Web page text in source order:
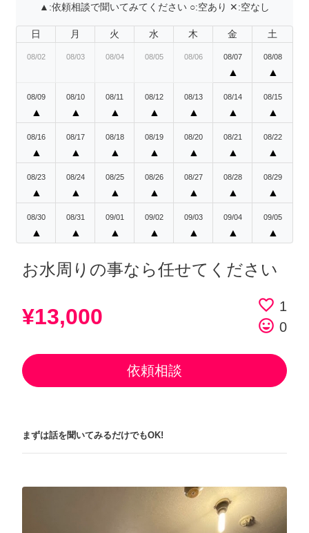
▲:依頼相談で聞いてみてください ○:空あり ✕:空なし
日 月 火 水 木 金 土
08/02 08/03 08/04 08/05 08/06 08/07
▲
08/08
▲
08/09
▲
08/10
▲
08/11
▲
08/12
▲
08/13
▲
08/14
▲
08/15
▲
08/16
▲
08/17
▲
08/18
▲
08/19
▲
08/20
▲
08/21
▲
08/22
▲
08/23
▲
08/24
▲
08/25
▲
08/26
▲
08/27
▲
08/28
▲
08/29
▲
08/30
▲
08/31
▲
09/01
▲
09/02
▲
09/03
▲
09/04
▲
09/05
▲
お水周りの事なら任せてください
¥13,000 favorite_border 1
tag_faces 0
依頼相談
まずは話を聞いてみるだけでもOK!